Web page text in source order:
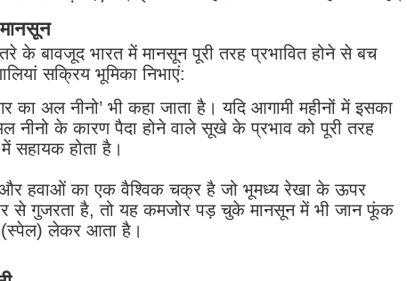
बावजूद भारत में मानसून पूरी तरह प्रभावित होने से बच
सक्रिय भूमिका निभाएं:
का अल नीनो’ भी कहा जाता है। यदि आगामी महीनों में इसका
नीनो के कारण पैदा होने वाले सूखे के प्रभाव को पूरी तरह
सहायक होता है।
और हवाओं का एक वैश्विक चक्र है जो भूमध्य रेखा के ऊपर
से गुजरता है, तो यह कमजोर पड़ चुके मानसून में भी जान फूंक
(स्पेल) लेकर आता है।